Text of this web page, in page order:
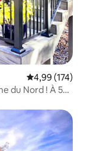
Évaluation
4,99 (174)
du Nord ! À 5